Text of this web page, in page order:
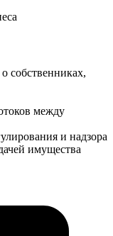
собственниках,
между
и надзора
имущества